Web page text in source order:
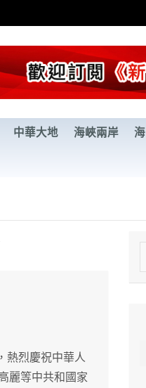
中華大地 海峽兩岸
熱烈慶祝中華人
麗等中共和國家
e